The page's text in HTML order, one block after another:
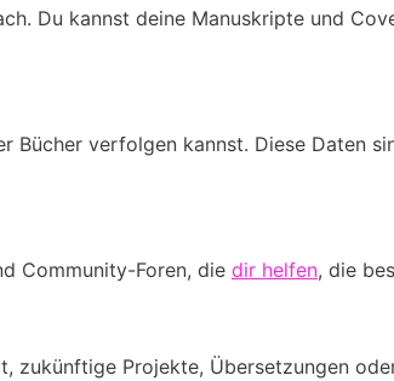
Du kannst deine Manuskripte und
verfolgen kannst. Diese Daten
Community-Foren, die dir helfen, die
Projekte, Übersetzungen